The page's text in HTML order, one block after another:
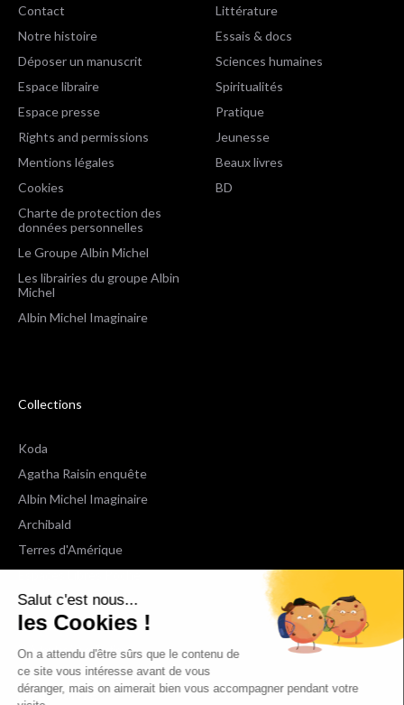
Salut c'est nous...
les Cookies !
On a attendu d'être sûrs que le contenu de
ce site vous intéresse avant de vous
déranger, mais on aimerait bien vous accompagner pendant votre
Contact
Notre histoire
Déposer un manuscrit
Espace libraire
Espace presse
Rights and permissions
Mentions légales
Cookies
Charte de protection des
données personnelles
Le Groupe Albin Michel
Les librairies du groupe Albin
Michel
Albin Michel Imaginaire
Littérature
Essais & docs
Sciences humaines
Spiritualités
Pratique
Jeunesse
Beaux livres
BD
Collections
Koda
Agatha Raisin enquête
Albin Michel Imaginaire
Archibald
Terres d'Amérique
Espaces Libres Poche
NOX
Wiz
Voir toutes les collections
Nous suivre